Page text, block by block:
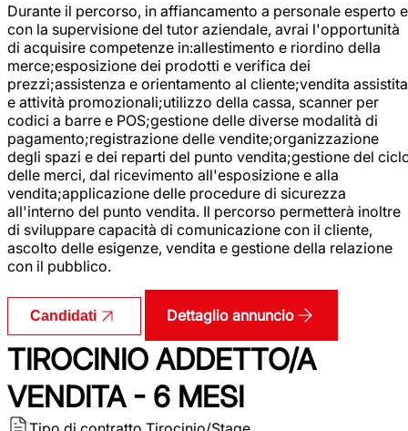
Durante il percorso, in affiancamento a personale esperto e
con la supervisione del tutor aziendale, avrai l'opportunità
di acquisire competenze in:allestimento e riordino della
merce;esposizione dei prodotti e verifica dei
prezzi;assistenza e orientamento al cliente;vendita assistita
e attività promozionali;utilizzo della cassa, scanner per
codici a barre e POS;gestione delle diverse modalità di
pagamento;registrazione delle vendite;organizzazione
degli spazi e dei reparti del punto vendita;gestione del
delle merci, dal ricevimento all'esposizione e alla
vendita;applicazione delle procedure di sicurezza
all'interno del punto vendita. Il percorso permetterà inoltre
di sviluppare capacità di comunicazione con il cliente,
ascolto delle esigenze, vendita e gestione della relazione
con il pubblico.
Candidati Dettaglio annuncio
TIROCINIO ADDETTO/A
VENDITA - 6 MESI